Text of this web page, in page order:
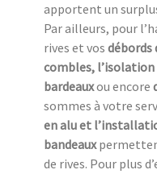
apportent un
Par ailleurs, pour
rives et vos débords
combles,
bardeauxou encore
sommes à votre
en alu et
bandeaux
de rives. Pour plus